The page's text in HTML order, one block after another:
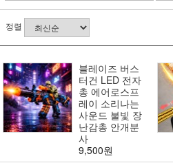
정렬
블레이즈 버스
터건 LED 전자
총 에어로스프
레이 소리나는
사운드 불빛 장
난감총 안개분
사
9,500원